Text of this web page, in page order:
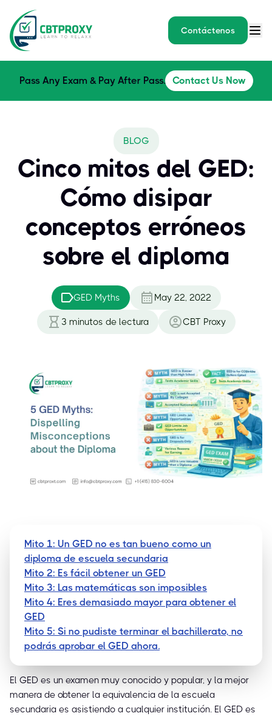
Contáctenos
Pass Any Exam & Pay After Pass. Contact Us Now
BLOG
Cinco mitos del GED:
Cómo disipar
conceptos erróneos
sobre el diploma
GED Myths May 22, 2022
3 minutos de lectura CBT Proxy
Mito 1: Un GED no es tan bueno como un
diploma de escuela secundaria
Mito 2: Es fácil obtener un GED
Mito 3: Las matemáticas son imposibles
Mito 4: Eres demasiado mayor para obtener el
GED
Mito 5: Si no pudiste terminar el bachillerato, no
podrás aprobar el GED ahora.
El GED es un examen muy conocido y popular, y la mejor
manera de obtener la equivalencia de la escuela
secundaria es asistiendo a cualquier institución. El GED es